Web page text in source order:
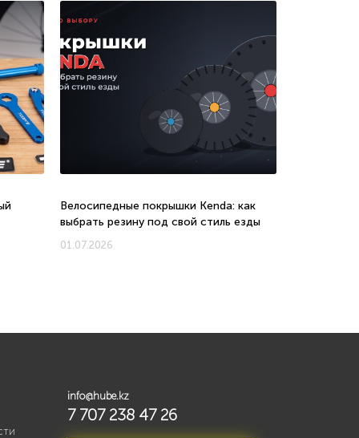
Велосипедные покрышки Kenda: как
выбрать резину под свой стиль езды
01.07.2026
info@hube.kz
7 707 238 47 26